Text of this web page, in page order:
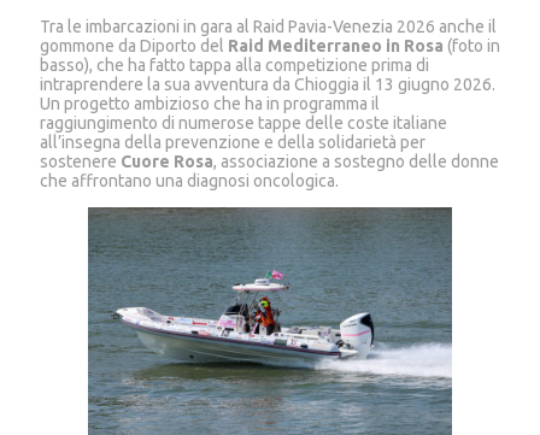
Tra le imbarcazioni in gara al Raid Pavia-Venezia 2026 anche il
gommone da Diporto del Raid Mediterraneo in Rosa (foto in
basso), che ha fatto tappa alla competizione prima di
intraprendere la sua avventura da Chioggia il 13 giugno 2026.
Un progetto ambizioso che ha in programma il
raggiungimento di numerose tappe delle coste italiane
all’insegna della prevenzione e della solidarietà per
sostenere Cuore Rosa, associazione a sostegno delle donne
che affrontano una diagnosi oncologica.